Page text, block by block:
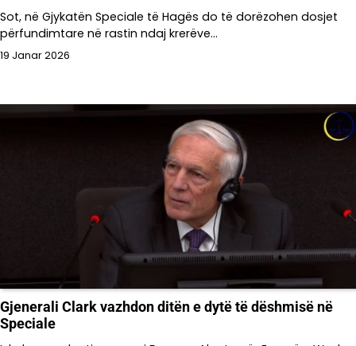
Sot, në Gjykatën Speciale të Hagës do të dorëzohen dosjet
përfundimtare në rastin ndaj krerëve…
19 Janar 2026
Gjenerali Clark vazhdon ditën e dytë të dëshmisë në
Speciale